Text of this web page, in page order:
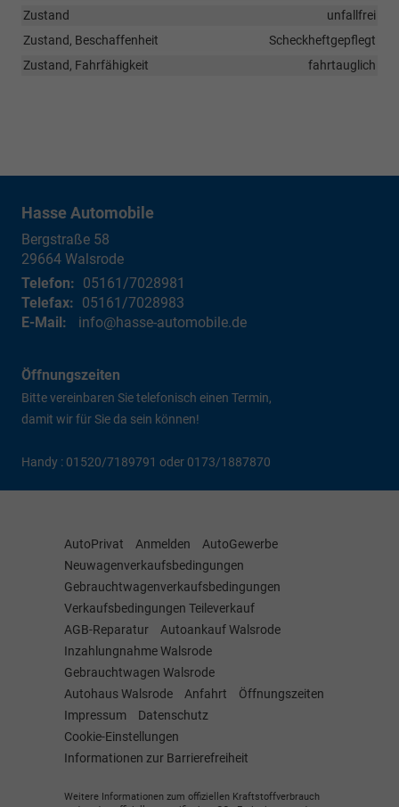
Zustand
unfallfrei
Zustand, Beschaffenheit
Scheckheftgepflegt
Zustand, Fahrfähigkeit
fahrtauglich
Hasse Automobile
Bergstraße 58
29664 Walsrode
Telefon: 05161/7028981
Telefax: 05161/7028983
E-Mail:
info@hasse-automobile.de
Öffnungszeiten
Bitte vereinbaren Sie telefonisch einen Termin,
damit wir für Sie da sein können!
Handy : 01520/7189791 oder 0173/1887870
AutoPrivat Anmelden
AutoGewerbe
Neuwagenverkaufsbedingungen
Gebrauchtwagenverkaufsbedingungen
Verkaufsbedingungen Teileverkauf
AGB-Reparatur
Autoankauf Walsrode
Inzahlungnahme Walsrode
Gebrauchtwagen Walsrode
Autohaus Walsrode
Anfahrt
Öffnungszeiten
Impressum
Datenschutz
Cookie-Einstellungen
Informationen zur Barrierefreiheit
Weitere Informationen zum offiziellen Kraftstoffverbrauch